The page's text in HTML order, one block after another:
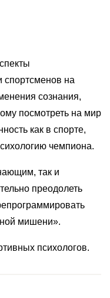
спортсменов на
сознания,
посмотреть на мир
как в спорте,
чемпиона.
так и
преодолеть
мишени».
психологов.